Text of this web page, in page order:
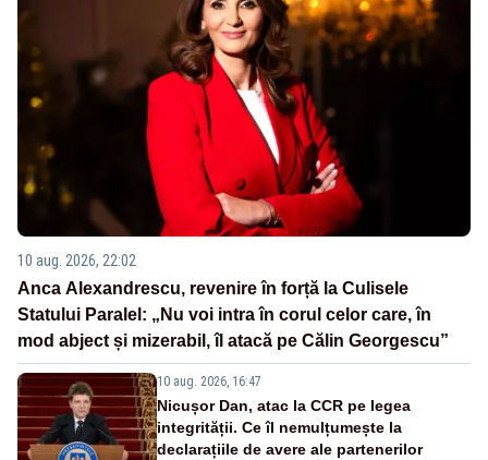
10 aug. 2026, 22:02
Anca Alexandrescu, revenire în forță la Culisele
Statului Paralel: „Nu voi intra în corul celor care, în
mod abject și mizerabil, îl atacă pe Călin Georgescu”
10 aug. 2026, 16:47
Nicușor Dan, atac la CCR pe legea
integrității. Ce îl nemulțumește la
declarațiile de avere ale partenerilor